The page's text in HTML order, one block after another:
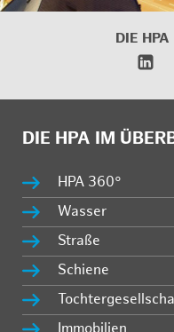
DIE
DIE HPA IM
HPA 360°
Wasser
Straße
Schiene